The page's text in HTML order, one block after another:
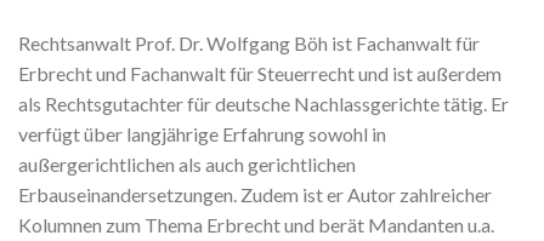
Rechtsanwalt Prof. Dr. Wolfgang Böh ist Fachanwalt für
Erbrecht und Fachanwalt für Steuerrecht und ist außerdem
als Rechtsgutachter für deutsche Nachlassgerichte tätig. Er
verfügt über langjährige Erfahrung sowohl in
außergerichtlichen als auch gerichtlichen
Erbauseinandersetzungen. Zudem ist er Autor zahlreicher
Kolumnen zum Thema Erbrecht und berät Mandanten u.a.